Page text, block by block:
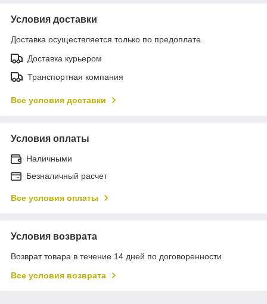
Условия доставки
Доставка осуществляется только по предоплате.
Доставка курьером
Транспортная компания
Все условия доставки
Условия оплаты
Наличными
Безналичный расчет
Все условия оплаты
Условия возврата
Возврат товара в течение 14 дней по договоренности
Все условия возврата